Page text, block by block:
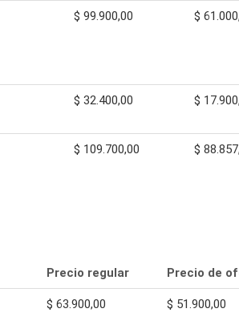
$ 99.900,00 $
$ 32.400,00 $
$ 109.700,00 $
Precio regular Precio de
$ 63.900,00 $ 51.900,00